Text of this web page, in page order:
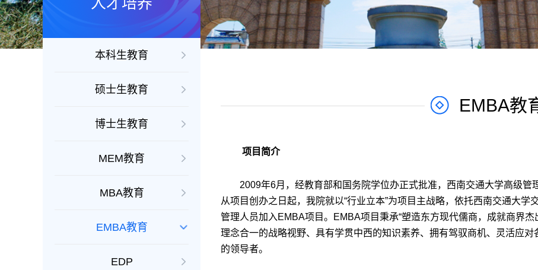
本科生教育
硕士生教育
博士生教育
MEM教育
MBA教育
EMBA教育
EDP
EMBA教
项目简介
2009年6月，经教育部和国务院学位办正式批准，西南交通大学高级管
从项目创办之日起，我院就以“行业立本”为项目主战略，依托西南交通大
管理人员加入 EMBA项目。 EMBA项目秉承“塑造东方现代儒商，成就商界
理念合一的战略视野、具有学贯中西的知识素养、拥有驾驭商机、灵活应
的领导者。